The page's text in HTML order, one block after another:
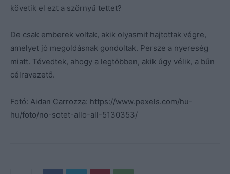
követik el ezt a szörnyű tettet?
De csak emberek voltak, akik olyasmit hajtottak végre,
amelyet jó megoldásnak gondoltak. Persze a nyereség
miatt. Tévedtek, ahogy a legtöbben, akik úgy vélik, a bűn
célravezető.
Fotó: Aidan Carrozza: https://www.pexels.com/hu-
hu/foto/no-sotet-allo-all-5130353/